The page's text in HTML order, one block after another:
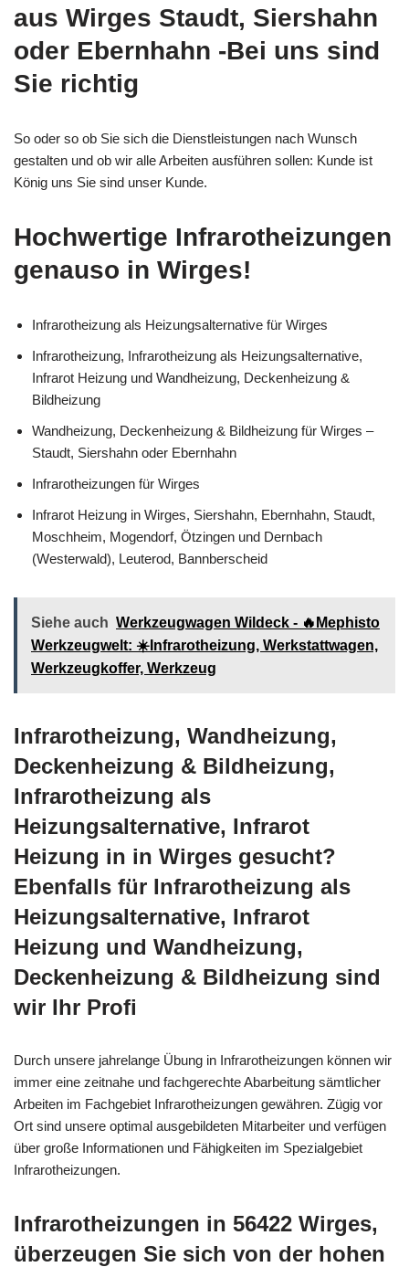
aus Wirges Staudt, Siershahn
oder Ebernhahn -Bei uns sind
Sie richtig
So oder so ob Sie sich die Dienstleistungen nach Wunsch
gestalten und ob wir alle Arbeiten ausführen sollen: Kunde ist
König uns Sie sind unser Kunde.
Hochwertige Infrarotheizungen
genauso in Wirges!
Infrarotheizung als Heizungsalternative für Wirges
Infrarotheizung, Infrarotheizung als Heizungsalternative,
Infrarot Heizung und Wandheizung, Deckenheizung &
Bildheizung
Wandheizung, Deckenheizung & Bildheizung für Wirges –
Staudt, Siershahn oder Ebernhahn
Infrarotheizungen für Wirges
Infrarot Heizung in Wirges, Siershahn, Ebernhahn, Staudt,
Moschheim, Mogendorf, Ötzingen und Dernbach
(Westerwald), Leuterod, Bannberscheid
Siehe auch Werkzeugwagen Wildeck - 🔥Mephisto
Werkzeugwelt: ☀️Infrarotheizung, Werkstattwagen,
Werkzeugkoffer, Werkzeug
Infrarotheizung, Wandheizung,
Deckenheizung & Bildheizung,
Infrarotheizung als
Heizungsalternative, Infrarot
Heizung in in Wirges gesucht?
Ebenfalls für Infrarotheizung als
Heizungsalternative, Infrarot
Heizung und Wandheizung,
Deckenheizung & Bildheizung sind
wir Ihr Profi
Durch unsere jahrelange Übung in Infrarotheizungen können wir
immer eine zeitnahe und fachgerechte Abarbeitung sämtlicher
Arbeiten im Fachgebiet Infrarotheizungen gewähren. Zügig vor
Ort sind unsere optimal ausgebildeten Mitarbeiter und verfügen
über große Informationen und Fähigkeiten im Spezialgebiet
Infrarotheizungen.
Infrarotheizungen in 56422 Wirges,
überzeugen Sie sich von der hohen